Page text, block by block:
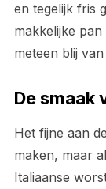
en tegelijk fris
makkelijke
meteen blij
De smaak
Het fijne aan
maken, maar
Italiaanse